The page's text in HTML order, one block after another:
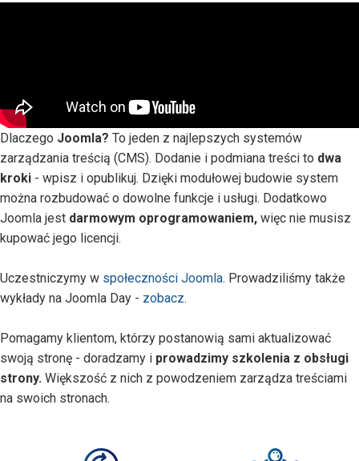
Dlaczego Joomla? To jeden z najlepszych systemów
zarządzania treścią (CMS). Dodanie i podmiana treści to dwa
kroki - wpisz i opublikuj. Dzięki modułowej budowie system
można rozbudować o dowolne funkcje i usługi. Dodatkowo
Joomla jest darmowym oprogramowaniem, więc nie musisz
kupować jego licencji.
Uczestniczymy w społeczności Joomla. Prowadziliśmy także
wykłady na Joomla Day - zobacz.
Pomagamy klientom, którzy postanowią sami aktualizować
swoją stronę - doradzamy i prowadzimy szkolenia z obsługi
strony. Większość z nich z powodzeniem zarządza treściami
na swoich stronach.